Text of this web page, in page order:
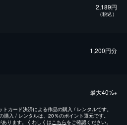
2,189円
（税込）
1,200円分
最⼤40%※
カード決済による作品の購入 / レンタルです。
入 / レンタルは、20％のポイント還元です。
ります。くわしくはこちらをご確認ください。